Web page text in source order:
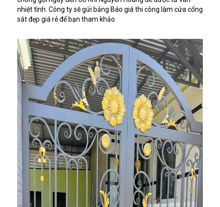
nhiệt tình. Công ty sẽ gửi bảng Báo giá thi công làm cửa cổng
sắt đẹp giá rẻ để bạn tham khảo